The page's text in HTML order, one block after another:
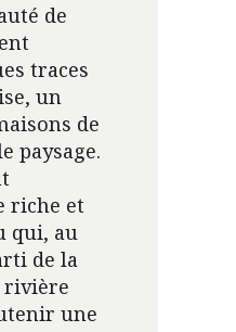
de
traces
un
de
paysage.
riche et
qui, au
de la
rivière
une